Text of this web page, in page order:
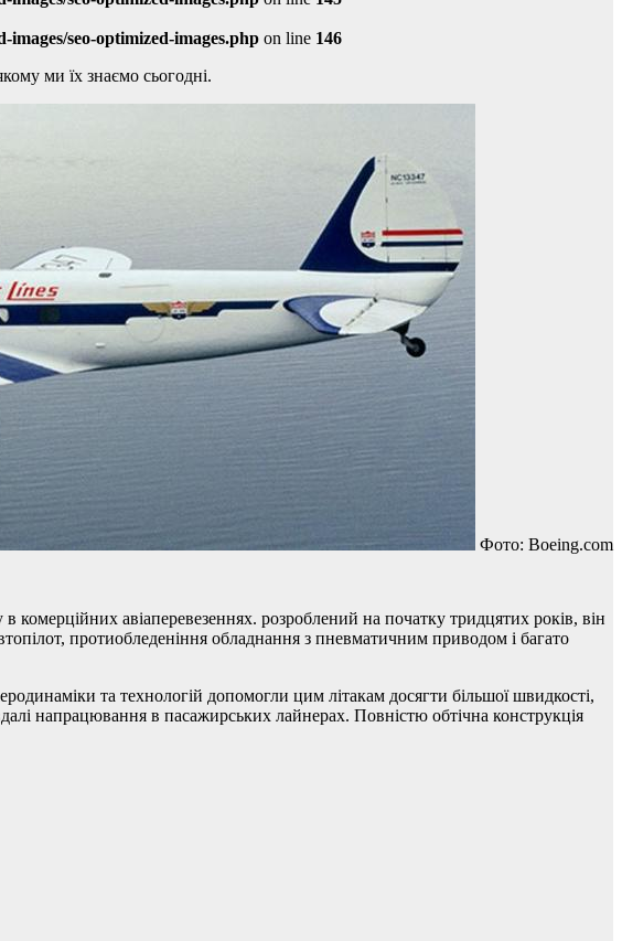
seo-optimized-images.php on line 146
ми їх знаємо сьогодні.
Фото: Boeing.com
авіаперевезеннях. розроблений на початку тридцятих років, він
протиобледеніння обладнання з пневматичним приводом і багато
та технологій допомогли цим літакам досягти більшої швидкості,
напрацювання в пасажирських лайнерах. Повністю обтічна конструкція